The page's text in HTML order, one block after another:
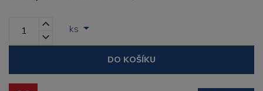
ks
DO KOŠÍKU